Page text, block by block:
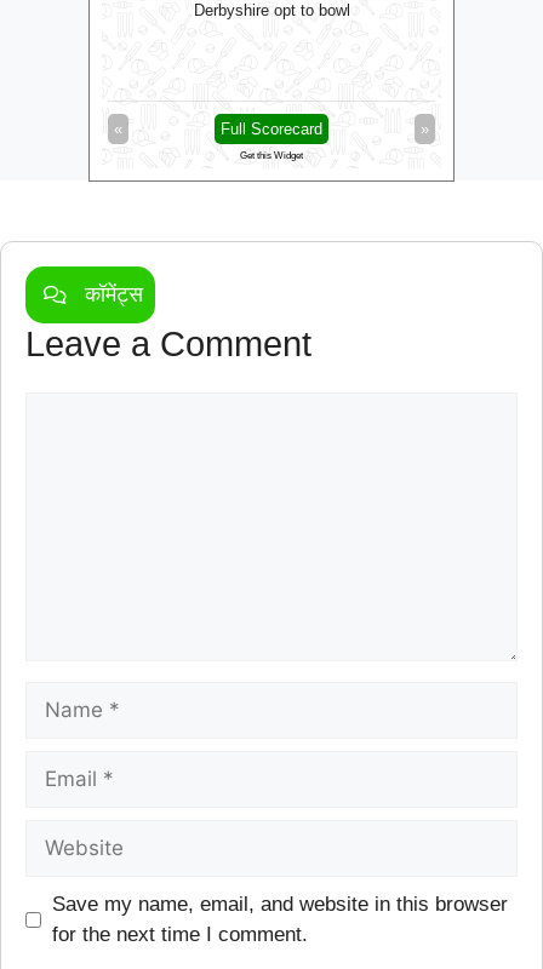
Derbyshire opt to bowl
« »
Full Scorecard
Get this Widget
कॉमेंट्स
Leave a Comment
Save my name, email, and website in this browser
for the next time I comment.